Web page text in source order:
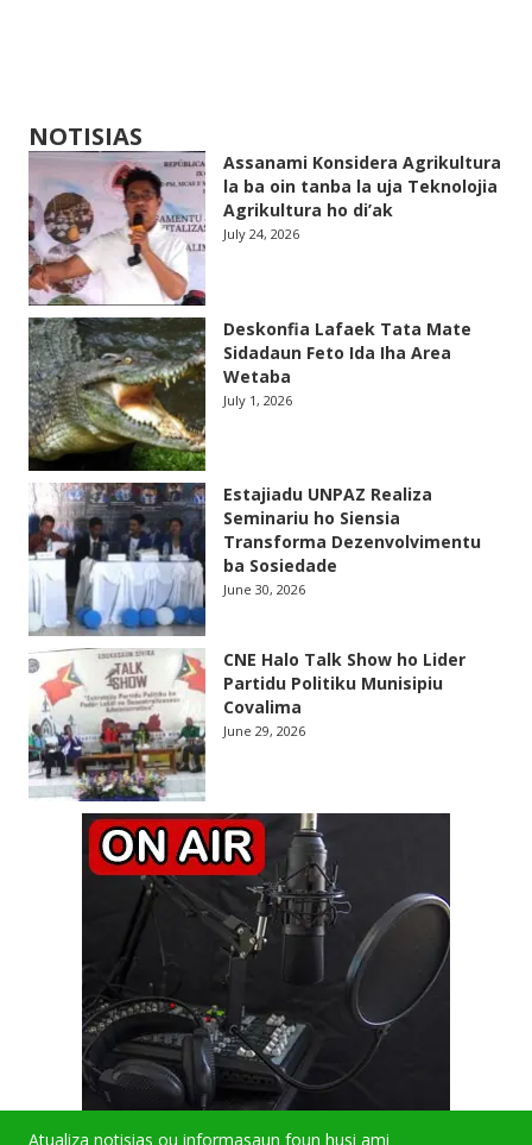
NOTISIAS
Assanami Konsidera Agrikultura
la ba oin tanba la uja Teknolojia
Agrikultura ho di’ak
July 24, 2026
Deskonfia Lafaek Tata Mate
Sidadaun Feto Ida Iha Area
Wetaba
July 1, 2026
Estajiadu UNPAZ Realiza
Seminariu ho Siensia
Transforma Dezenvolvimentu
ba Sosiedade
June 30, 2026
CNE Halo Talk Show ho Lider
Partidu Politiku Munisipiu
Covalima
June 29, 2026
Atualiza notisias ou informasaun foun husi ami